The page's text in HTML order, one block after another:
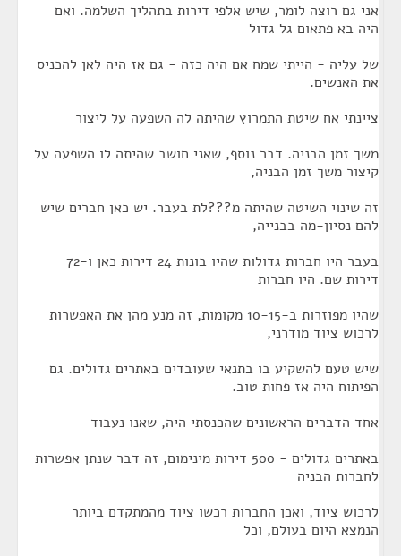
אני גם רוצה לומר, שיש אלפי דירות בתהליך השלמה. ואם
היה בא פתאום גל גדול
של עליה - הייתי שמח אם היה כזה - גם אז היה לאן להכניס
את האנשים.
ציינתי אח שיטת התמרוץ שהיתה לה השפעה על ליצור
משך זמן הבניה. דבר נוסף, שאני חושב שהיתה לו השפעה על
קיצור משך זמן הבניה,
זה שינוי השיטה שהיתה מ???לת בעבר. יש כאן חברים שיש
להם נסיון-מה בבנייה,
בעבר היו חברות גדולות שהיו בונות 24 דירות כאן ו-72
דירות שם. היו חברות
שהיו מפוזרות ב-10-15 מקומות, זה מנע מהן את האפשרות
לרכוש ציוד מודרני,
שיש טעם להשקיע בו בתנאי שעובדים באתרים גדולים. גם
הפיתוח היה אז פחות טוב.
אחד הדברים הראשונים שהכנסתי היה, שאנו נעבוד
באתרים גדולים - 500 דירות מינימום, זה דבר שנתן אפשרות
לחברות הבניה
לרכוש ציוד, ואכן החברות רכשו ציוד מהמתקדם ביותר
הנמצא היום בעולם, וכל